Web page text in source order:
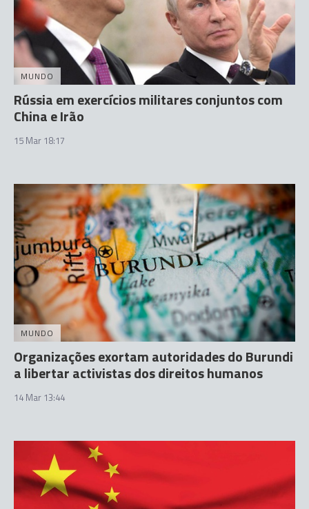
MUNDO
Rússia em exercícios militares conjuntos com
China e Irão
15 Mar 18:17
MUNDO
Organizações exortam autoridades do Burundi
a libertar activistas dos direitos humanos
14 Mar 13:44